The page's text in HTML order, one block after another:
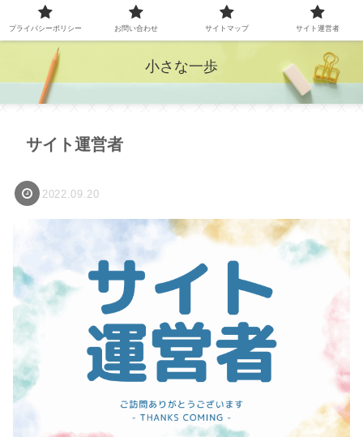
小さな一歩
サイト運営者
2022.09.20
プライバシーポリシー お問い合わせ サイトマップ サイト運営者